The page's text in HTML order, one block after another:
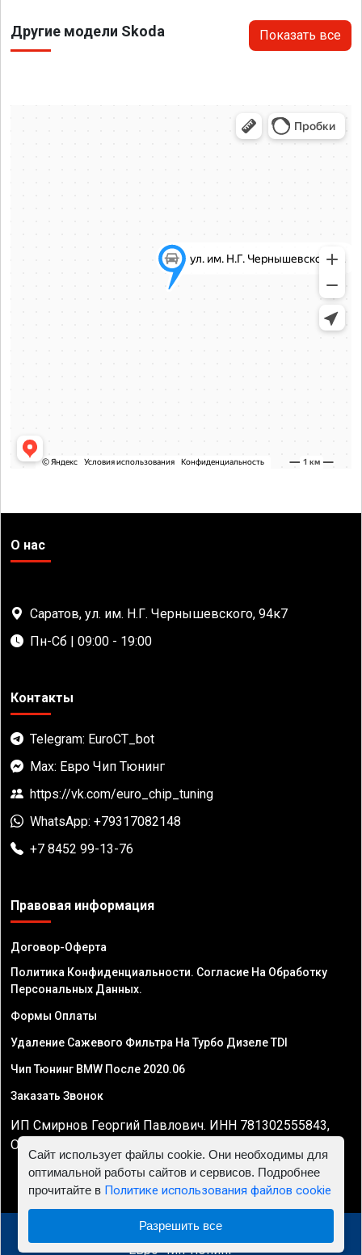
Другие модели Skoda Показать все
О нас
Саратов, ул. им. Н.Г. Чернышевского, 94к7
Пн-Сб | 09:00 - 19:00
Контакты
Telegram: EuroCT_bot
Max: Евро Чип Тюнинг
https://vk.com/euro_chip_tuning
WhatsApp: +79317082148
+7 8452 99-13-76
Правовая информация
Договор-Оферта
Политика Конфиденциальности. Согласие На Обработку
Персональных Данных.
Формы Оплаты
Удаление Сажевого Фильтра На Турбо Дизеле TDI
Чип Тюнинг BMW После 2020.06
Заказать Звонок
ИП Смирнов Георгий Павлович. ИНН 781302555843,
ОГРНИП 324470400032610
© 2010 - 2026 Чип тюнинг в Саратове - Автосервис
"Евро Чип Тюнинг"
Сайт использует файлы cookie. Они необходимы для
оптимальной работы сайтов и сервисов. Подробнее
прочитайте в Политике использования файлов cookie
Разрешить все